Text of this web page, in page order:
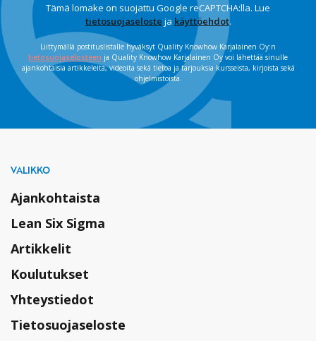
Tämä lomake on suojattu Google reCAPTCHA:lla. Lue
tietosuojaseloste ja käyttöehdot.
Liittymällä postituslistalle hyväksyt Quality Knowhow Karjalainen Oy:n
tietosuojaselosteen ja Quality Knowhow Karjalainen Oy voi lähettää sinulle
ajankohtaisia artikkeleita, videoita sekä tietoa ja tarjouksia kursseista, kirjoista sekä
ohjelmistoista.
VALIKKO
Ajankohtaista
Lean Six Sigma
Artikkelit
Koulutukset
Yhteystiedot
Tietosuojaseloste